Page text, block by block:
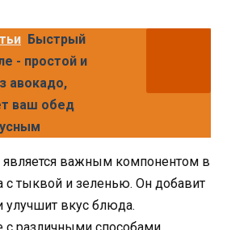
Быстрый
- простой и
авокадо,
ваш обед
является важным компонентом в
с тыквой и зеленью. Он добавит
улучшит вкус блюда.
с различными способами